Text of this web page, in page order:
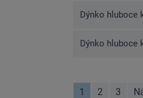
Dýnko hluboce
Dýnko hluboce
1 2 3